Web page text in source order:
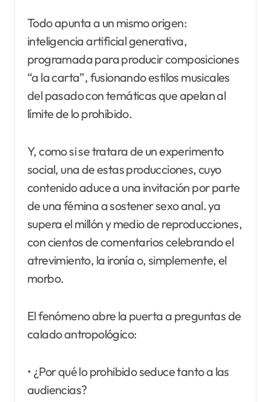
Todo apunta a un mismo origen:
inteligencia artificial generativa,
programada para producir composiciones
“a la carta”, fusionando estilos musicales
del pasado con temáticas que apelan al
límite de lo prohibido.
Y, como si se tratara de un experimento
social, una de estas producciones, cuyo
contenido aduce a una invitación por parte
de una fémina a sostener sexo anal. ya
supera el millón y medio de reproducciones,
con cientos de comentarios celebrando el
atrevimiento, la ironía o, simplemente, el
morbo.
El fenómeno abre la puerta a preguntas de
calado antropológico:
• ¿Por qué lo prohibido seduce tanto a las
audiencias?